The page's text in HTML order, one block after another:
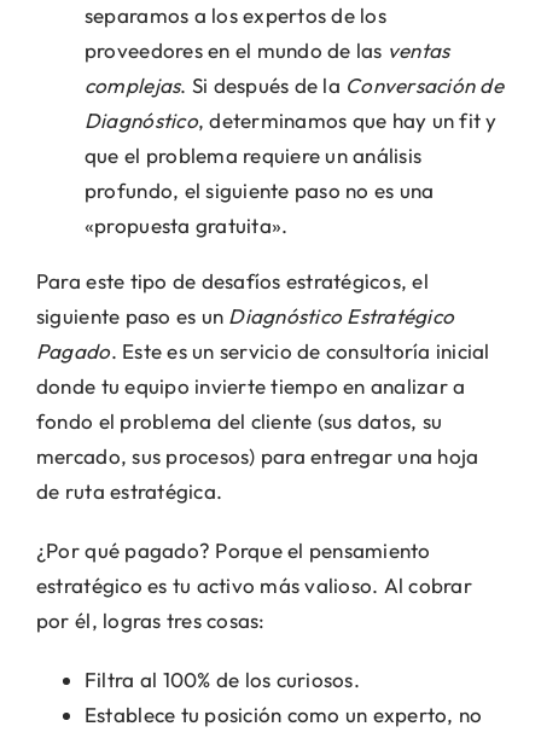
separamos a los expertos de los
proveedores en el mundo de las ventas
complejas. Si después de la Conversación de
Diagnóstico, determinamos que hay un fit y
que el problema requiere un análisis
profundo, el siguiente paso no es una
«propuesta gratuita».
Para este tipo de desafíos estratégicos, el
siguiente paso es un Diagnóstico Estratégico
Pagado. Este es un servicio de consultoría inicial
donde tu equipo invierte tiempo en analizar a
fondo el problema del cliente (sus datos, su
mercado, sus procesos) para entregar una hoja
de ruta estratégica.
¿Por qué pagado? Porque el pensamiento
estratégico es tu activo más valioso. Al cobrar
por él, logras tres cosas:
Filtra al 100% de los curiosos.
Establece tu posición como un experto, no